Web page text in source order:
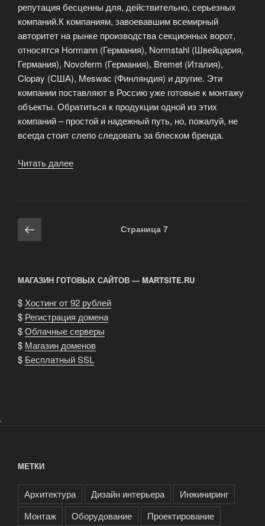
репутация бесценны для, действительно, серьезных
компаний.К компаниям, завоевавшим всемирный
авторитет на рынке производства секционных ворот,
относятся Hormann (Германия), Normstahl (Швейцария,
Германия), Novoferm (Германия), Bremet (Италия),
Clopay (США), Meswaс (Финляндия) и другие. Эти
компании поставляют в Россию уже готовые к монтажу
объекты. Обратиться к продукции одной из этих
компаний – простой и надежный путь, но, пожалуй, не
всегда стоит слепо следовать за блеском бренда.
Читать далее
Навигация
по
Предыдущая
страница
Страница 7
МАГАЗИН ГОТОВЫХ САЙТОВ — MARTSITE.RU
$ Хостинг от 92 рублей
$ Регистрация домена
$Облачные серверы
$ Магазин доменов
$ Бесплатный SSL
.
МЕТКИ
Архитектура Дизайн интерьера
Инжиниринг
Монтаж
Оборудование
Проектирование